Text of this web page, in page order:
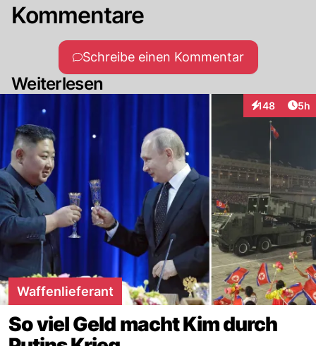
Kommentare
Schreibe einen Kommentar
Weiterlesen
148
Interaktionen
5h
Waffenlieferant
So viel Geld macht Kim durch